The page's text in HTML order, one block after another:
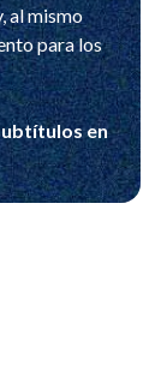
al mismo
para los
en